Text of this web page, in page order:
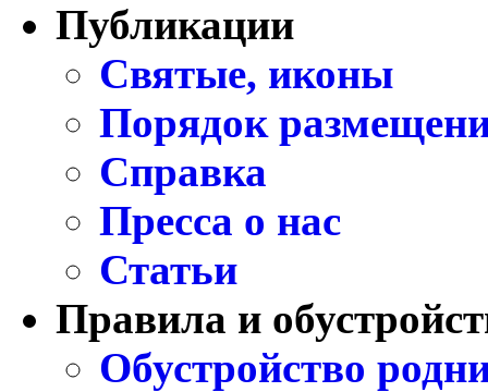
Публикации
Святые, иконы
Порядок
Справка
Пресса о нас
Статьи
Правила и
Обустройство